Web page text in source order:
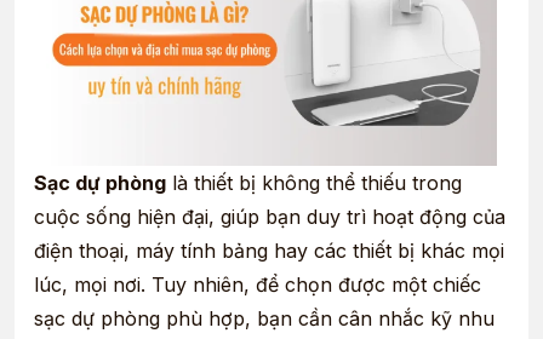
Sạc dự phòng là thiết bị không thể thiếu trong
cuộc sống hiện đại, giúp bạn duy trì hoạt động của
điện thoại, máy tính bảng hay các thiết bị khác mọi
lúc, mọi nơi. Tuy nhiên, để chọn được một chiếc
sạc dự phòng phù hợp, bạn cần cân nhắc kỹ nhu